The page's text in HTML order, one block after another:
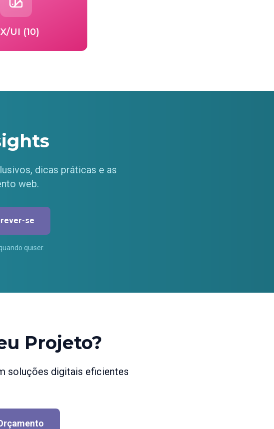
UI (10)
dicas práticas e as
web.
se
quiser.
Projeto?
soluções digitais eficientes